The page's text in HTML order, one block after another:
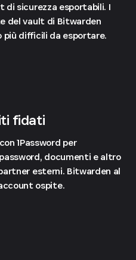
di sicurezza esportabili. I
del vault di Bitwarden
più difficili da esportare.
fidati
con 1Password per
documenti e altro
esterni. Bitwarden al
ospite.